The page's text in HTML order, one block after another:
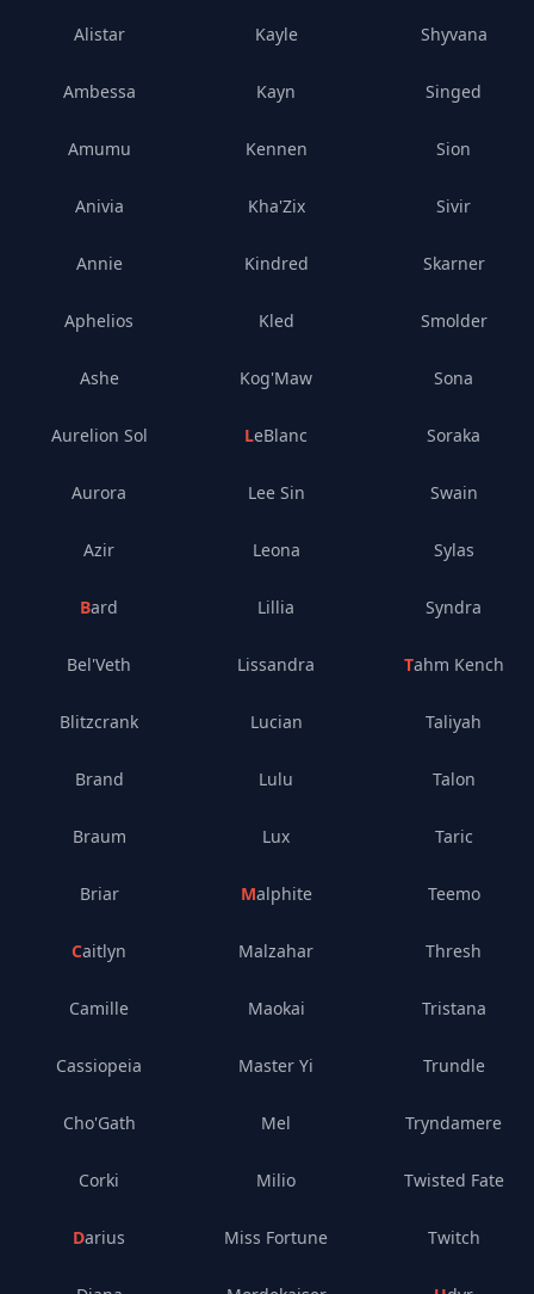
Alistar
Ambessa
Amumu
Anivia
Annie
Aphelios
Ashe
Aurelion Sol
Aurora
Azir
Bard
Bel'Veth
Blitzcrank
Brand
Braum
Briar
Caitlyn
Camille
Cassiopeia
Cho'Gath
Corki
Darius
Kayle
Kayn
Kennen
Kha'Zix
Kindred
Kled
Kog'Maw
LeBlanc
Lee Sin
Leona
Lillia
Lissandra
Lucian
Lulu
Lux
Malphite
Malzahar
Maokai
Master Yi
Mel
Milio
Miss Fortune
Shyvana
Singed
Sion
Sivir
Skarner
Smolder
Sona
Soraka
Swain
Sylas
Syndra
Tahm Kench
Taliyah
Talon
Taric
Teemo
Thresh
Tristana
Trundle
Tryndamere
Twisted Fate
Twitch